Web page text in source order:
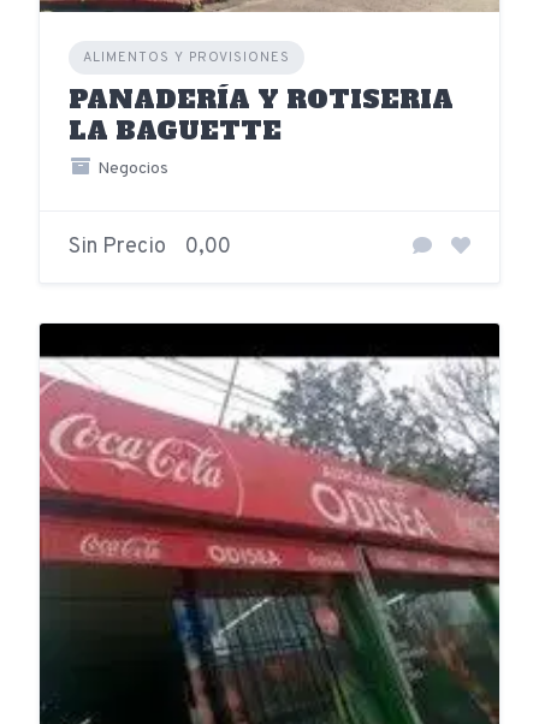
ALIMENTOS Y PROVISIONES
PANADERÍA Y ROTISERIA
LA BAGUETTE
Negocios
Sin Precio 0,00